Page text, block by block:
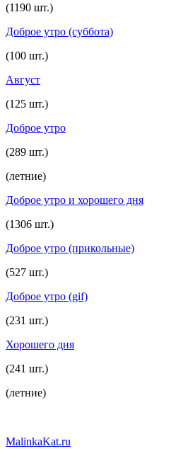
(1190 шт.)
Доброе утро (суббота)
(100 шт.)
Август
(125 шт.)
Доброе утро
(289 шт.)
(летние)
Доброе утро и хорошего дня
(1306 шт.)
Доброе утро (прикольные)
(527 шт.)
Доброе утро (gif)
(231 шт.)
Хорошего дня
(241 шт.)
(летние)
MalinkaKat.ru